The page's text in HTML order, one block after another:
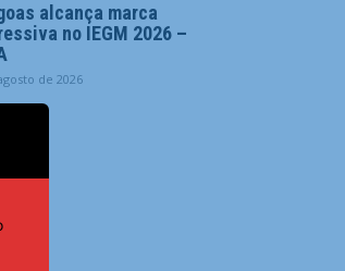
alcança marca
no IEGM 2026 –
de 2026